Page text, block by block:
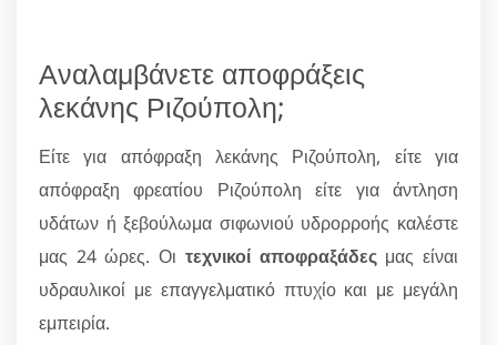
Αναλαμβάνετε αποφράξεις
λεκάνης Ριζούπολη;
Είτε για απόφραξη λεκάνης Ριζούπολη, είτε για
απόφραξη φρεατίου Ριζούπολη είτε για άντληση
υδάτων ή ξεβούλωμα σιφωνιού υδρορροής καλέστε
μας 24 ώρες. Οι τεχνικοί αποφραξάδεςμας είναι
υδραυλικοί με επαγγελματικό πτυχίο και με μεγάλη
εμπειρία.